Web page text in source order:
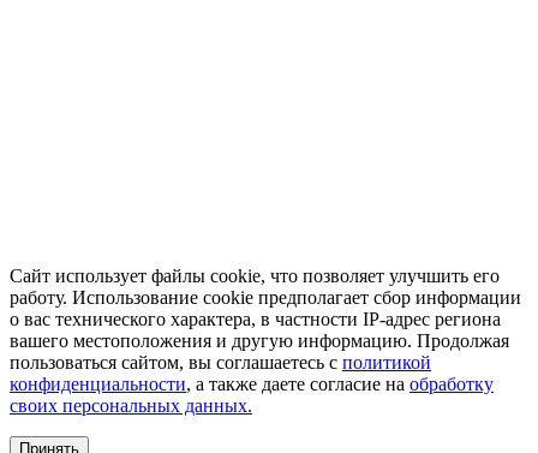
Сайт использует файлы cookie, что позволяет улучшить его
работу. Использование cookie предполагает сбор информации
о вас технического характера, в частности IP-адрес региона
вашего местоположения и другую информацию. Продолжая
пользоваться сайтом, вы соглашаетесь с политикой
конфиденциальности, а также даете согласие на обработку
своих персональных данных.
Принять